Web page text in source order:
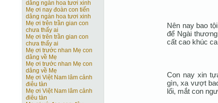
dâng ngàn hoa tươi xinh
Mẹ ơi nay đoàn con tiến
dâng ngàn hoa tươi xinh
Mẹ ơi trên trần gian con
chưa thấy ai
Mẹ ơi trên trần gian con
chưa thấy ai
Mẹ ơi trước nhan Mẹ con
dâng về Mẹ
Mẹ ơi trước nhan Mẹ con
dâng về Mẹ
Mẹ ơi Việt Nam lâm cảnh
điêu tàn
Mẹ ơi Việt Nam lâm cảnh
điêu tàn
Nên nay bao
để Ngài
cất cao khúc
Con nay xin
gìn, xa vượt
lối, mắt con